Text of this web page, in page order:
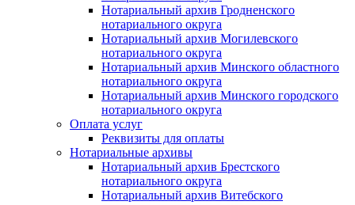
Нотариальный архив Гродненского
нотариального округа
Нотариальный архив Могилевского
нотариального округа
Нотариальный архив Минского областного
нотариального округа
Нотариальный архив Минского городского
нотариального округа
Оплата услуг
Реквизиты для оплаты
Нотариальные архивы
Нотариальный архив Брестского
нотариального округа
Нотариальный архив Витебского